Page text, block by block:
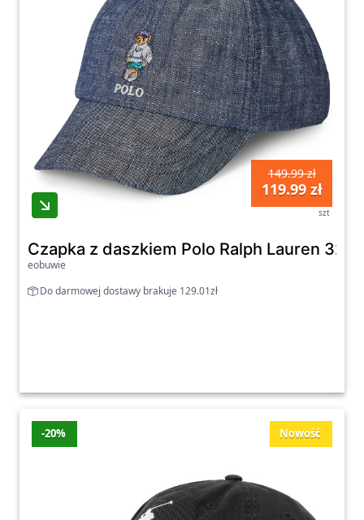
149.99 zł
119.99 zł
szt
Czapka z daszkiem Polo Ralph Lauren
eobuwie
Do darmowej dostawy brakuje 129.01zł
Nowość
-20%